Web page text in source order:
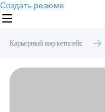
Создать резюме
Карьерный маркетплейс